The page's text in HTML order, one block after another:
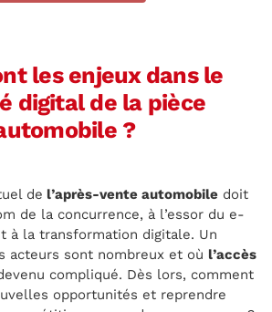
les enjeux dans le
digital de la pièce
?
de l’après-vente automobile doit
de la concurrence, à l’essor du e-
à la transformation digitale. Un
acteurs sont nombreux et où l’accès
compliqué. Dès lors, comment
opportunités et reprendre